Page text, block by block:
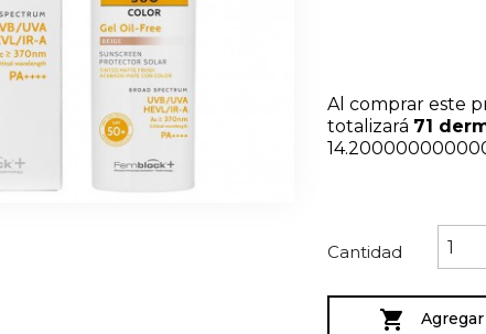
Al comprar este
totalizará 71
Cantidad
